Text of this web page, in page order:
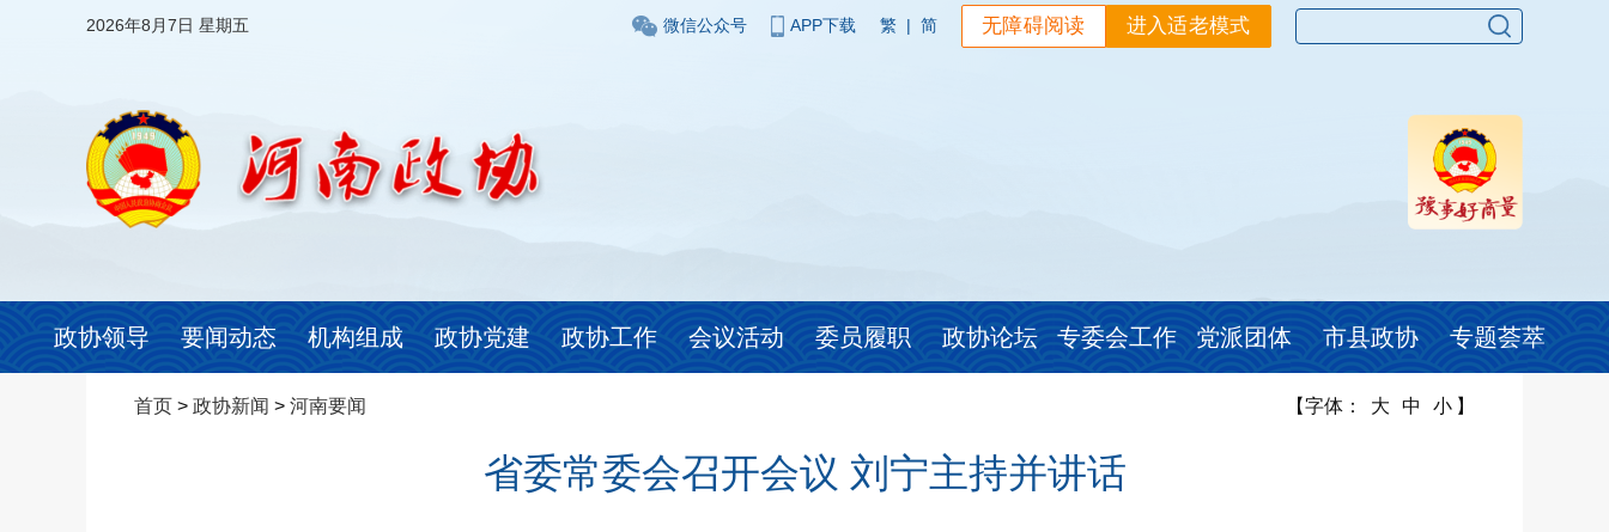
2026年8月7日 星期五 微信公众号 APP下载 繁 | 简 进入适老模式
无障碍阅读
政协领导 要闻动态 机构组成 政协党建 政协工作 会议活动 委员履职 政协论坛 专委会工作 党派团体 市县政协 专题荟萃
首页 > 政协新闻 > 河南要闻 【字体： 大 中 小 】
省委常委会召开会议 刘宁主持并讲话